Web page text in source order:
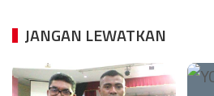
JANGAN LEWATKAN